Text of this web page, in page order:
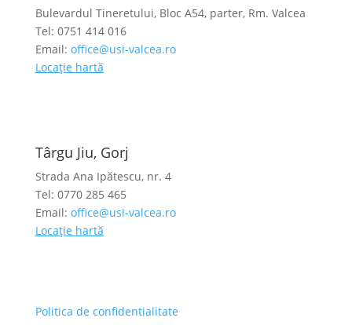
Bulevardul Tineretului, Bloc A54, parter, Rm. Valcea
Tel: 0751 414 016
Email: office@usi-valcea.ro
Locație hartă
Târgu Jiu, Gorj
Strada Ana Ipătescu, nr. 4
Tel: 0770 285 465
Email: office@usi-valcea.ro
Locație hartă
Politica de confidentialitate